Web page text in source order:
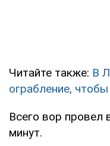
Читайте также: В
ограбление,
Всего вор провел
минут.